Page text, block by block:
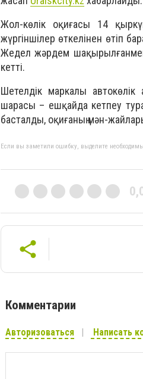
Жол-көлік оқиғасы 14
жүргіншілер өткелінен өтіп
Жедел жәрдем шақырылғанмен,
кетті.
Шетелдік маркалы
шарасы – ешқайда кетпеу
басталды, оқиғаның мән-
Если вы заметили ошибку, выделите
Комментарии
Авторизоваться Написать